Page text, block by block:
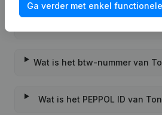
Wat is het btw-nummer van
Wat is het PEPPOL ID van
Ga verder met enkel